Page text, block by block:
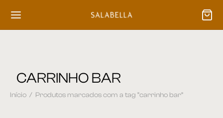
CARRINHO BAR
Início / Produtos marcados com a tag “carrinho bar”